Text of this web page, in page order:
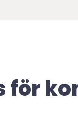
för